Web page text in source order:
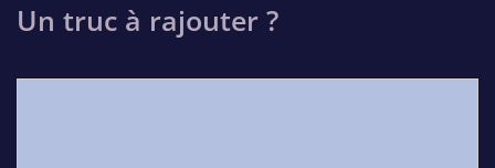
Un truc à rajouter ?